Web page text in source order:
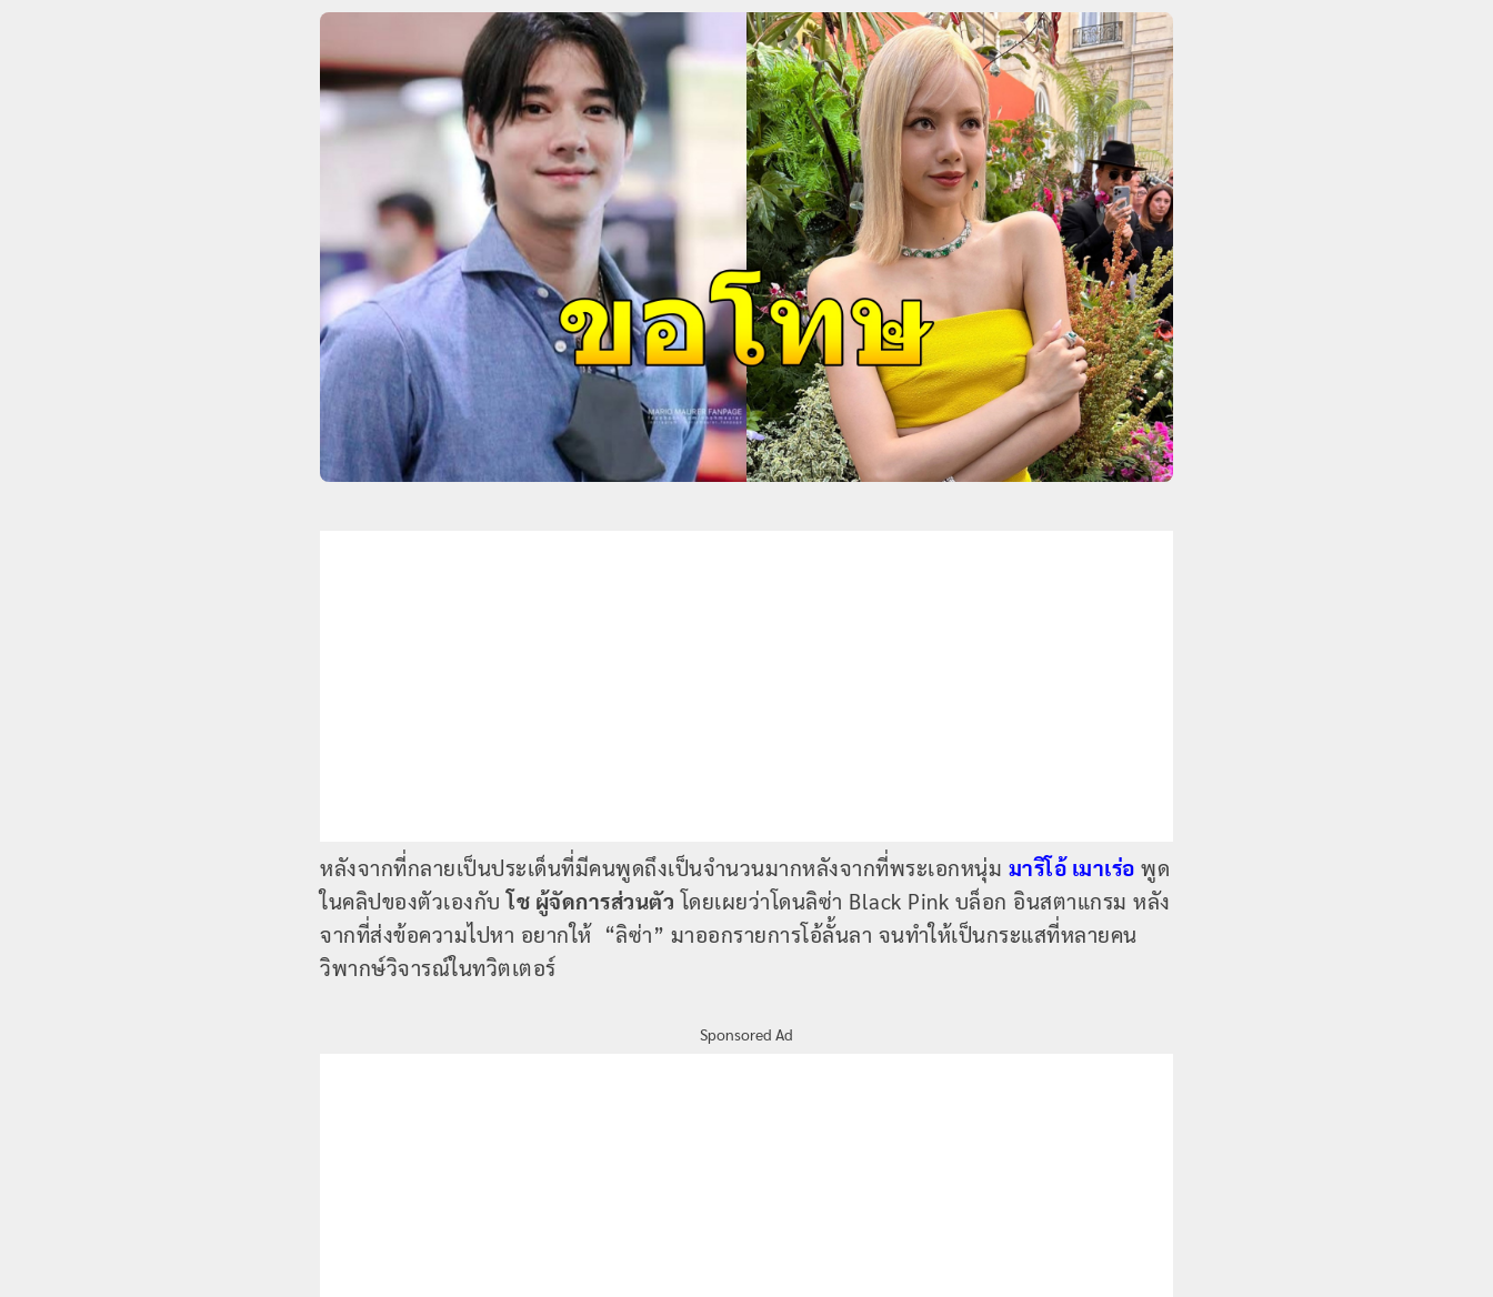
หลังจากที่กลายเป็นประเด็นที่มีคนพูดถึงเป็นจำนวนมากหลังจากที่พระเอกหนุ่ม มาริโอ้ เมาเร่อ พูด
ในคลิปของตัวเองกับโช ผู้จัดการส่วนตัว โดยเผยว่าโดนลิซ่า Black Pink บล็อก อินสตาแกรม หลัง
จากที่ส่งข้อความไปหา อยากให้ “ลิซ่า” มาออกรายการโอ้ลั้นลา จนทำให้เป็นกระแสที่หลายคน
วิพากษ์วิจารณ์ในทวิตเตอร์
Sponsored Ad